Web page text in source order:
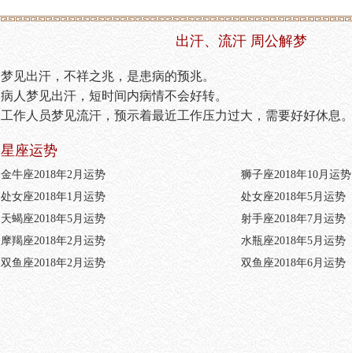
出汗、流汗 周公解梦
梦见出汗，不祥之兆，是患病的预兆。
病人梦见出汗，短时间内病情不会好转。
工作人员梦见流汗，预示着最近工作压力过大，需要好好休息。
星座运势
金牛座2018年2月运势
狮子座2018年10月运势
处女座2018年1月运势
处女座2018年5月运势
天蝎座2018年5月运势
射手座2018年7月运势
摩羯座2018年2月运势
水瓶座2018年5月运势
双鱼座2018年2月运势
双鱼座2018年6月运势